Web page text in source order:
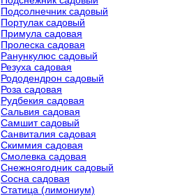
Подсолнечник садовый
Портулак садовый
Примула садовая
Пролеска садовая
Ранункулюс садовый
Резуха садовая
Рододендрон садовый
Роза садовая
Рудбекия садовая
Сальвия садовая
Самшит садовый
Санвиталия садовая
Скиммия садовая
Смолевка садовая
Снежноягодник садовый
Сосна садовая
Статица (лимониум)